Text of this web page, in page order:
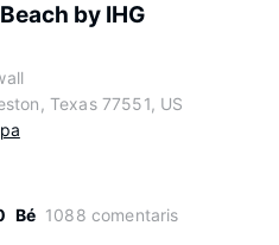
by IHG
Texas 77551, US
Bé 1088 comentaris